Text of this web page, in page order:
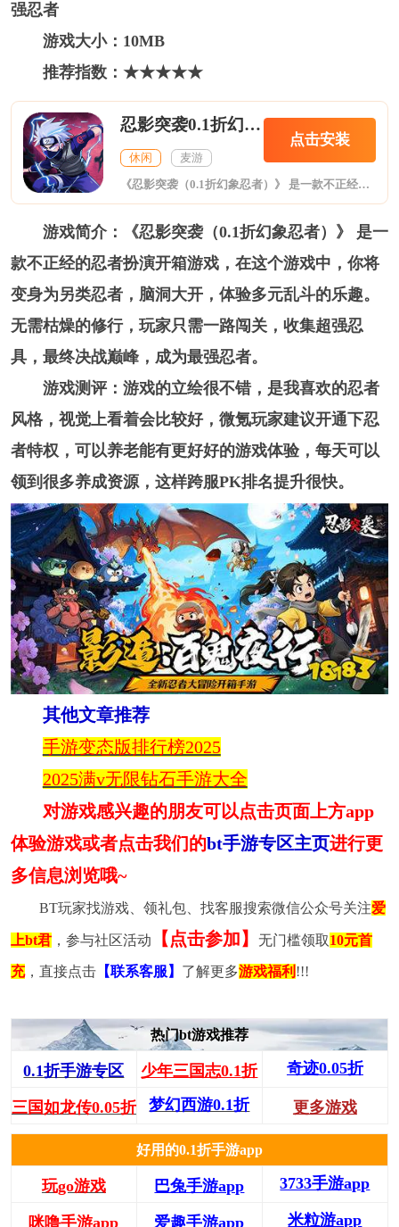
强忍者
游戏大小：10MB
推荐指数：★★★★★
忍影突袭0.1折幻象忍者
休闲 麦游
点击安装
《忍影突袭（0.1折幻象忍者）》 是一款不正经的忍者扮演开箱游戏，在这个游戏中，你将变身为另类忍者，脑洞大开，体验多元乱斗的乐趣。无需枯燥的修行，玩家只需一路闯关，收集超强忍具，最终决战巅峰，成为最强忍者。
游戏简介：《忍影突袭（0.1折幻象忍者）》 是一
款不正经的忍者扮演开箱游戏，在这个游戏中，你将
变身为另类忍者，脑洞大开，体验多元乱斗的乐趣。
无需枯燥的修行，玩家只需一路闯关，收集超强忍
具，最终决战巅峰，成为最强忍者。
游戏测评：游戏的立绘很不错，是我喜欢的忍者
风格，视觉上看着会比较好，微氪玩家建议开通下忍
者特权，可以养老能有更好好的游戏体验，每天可以
领到很多养成资源，这样跨服PK排名提升很快。
其他文章推荐
手游变态版排行榜2025
2025满v无限钻石手游大全
对游戏感兴趣的朋友可以点击页面上方app
体验游戏或者点击我们的bt手游专区主页进行更
多信息浏览哦~
BT玩家找游戏、领礼包、找客服搜索微信公众号关注爱
上bt君，参与社区活动 【点击参加】 无门槛领取10元首
充，直接点击【联系客服】 了解更多游戏福利 !!!
热门bt游戏推荐
0.1折手游专区 少年三国志0.1折 奇迹0.05折
三国如龙传0.05折 梦幻西游0.1折 更多游戏
好用的0.1折手游app
玩go游戏 巴兔手游app 3733手游app
咪噜手游app 爱趣手游app 米粒游app